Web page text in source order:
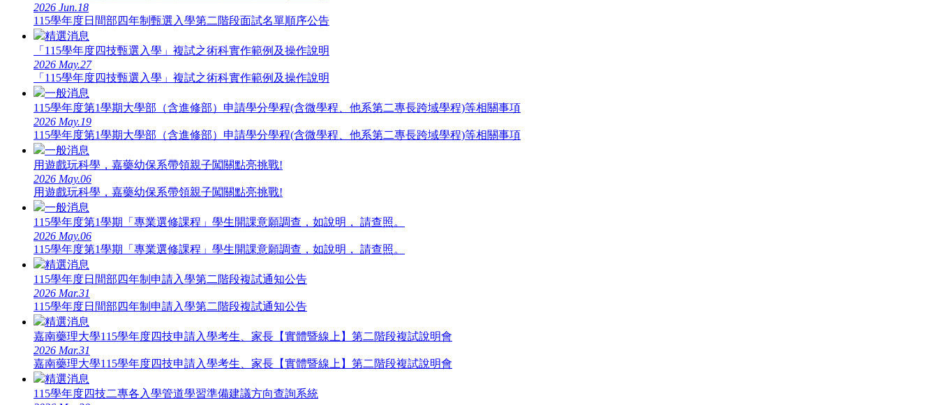
2026 Jun.18
115學年度日間部四年制甄選入學第二階段面試名單順序公告
精選消息
「115學年度四技甄選入學」複試之術科實作範例及操作說明
2026 May.27
「115學年度四技甄選入學」複試之術科實作範例及操作說明
一般消息
115學年度第1學期大學部（含進修部）申請學分學程(含微學程、他系第二專長跨域學程)等相關事項
2026 May.19
115學年度第1學期大學部（含進修部）申請學分學程(含微學程、他系第二專長跨域學程)等相關事項
一般消息
用遊戲玩科學，嘉藥幼保系帶領親子闖關點亮挑戰!
2026 May.06
用遊戲玩科學，嘉藥幼保系帶領親子闖關點亮挑戰!
一般消息
115學年度第1學期「專業選修課程」學生開課意願調查，如說明， 請查照。
2026 May.06
115學年度第1學期「專業選修課程」學生開課意願調查，如說明， 請查照。
精選消息
115學年度日間部四年制申請入學第二階段複試通知公告
2026 Mar.31
115學年度日間部四年制申請入學第二階段複試通知公告
精選消息
嘉南藥理大學115學年度四技申請入學考生、家長【實體暨線上】第二階段複試說明會
2026 Mar.31
嘉南藥理大學115學年度四技申請入學考生、家長【實體暨線上】第二階段複試說明會
精選消息
115學年度四技二專各入學管道學習準備建議方向查詢系統